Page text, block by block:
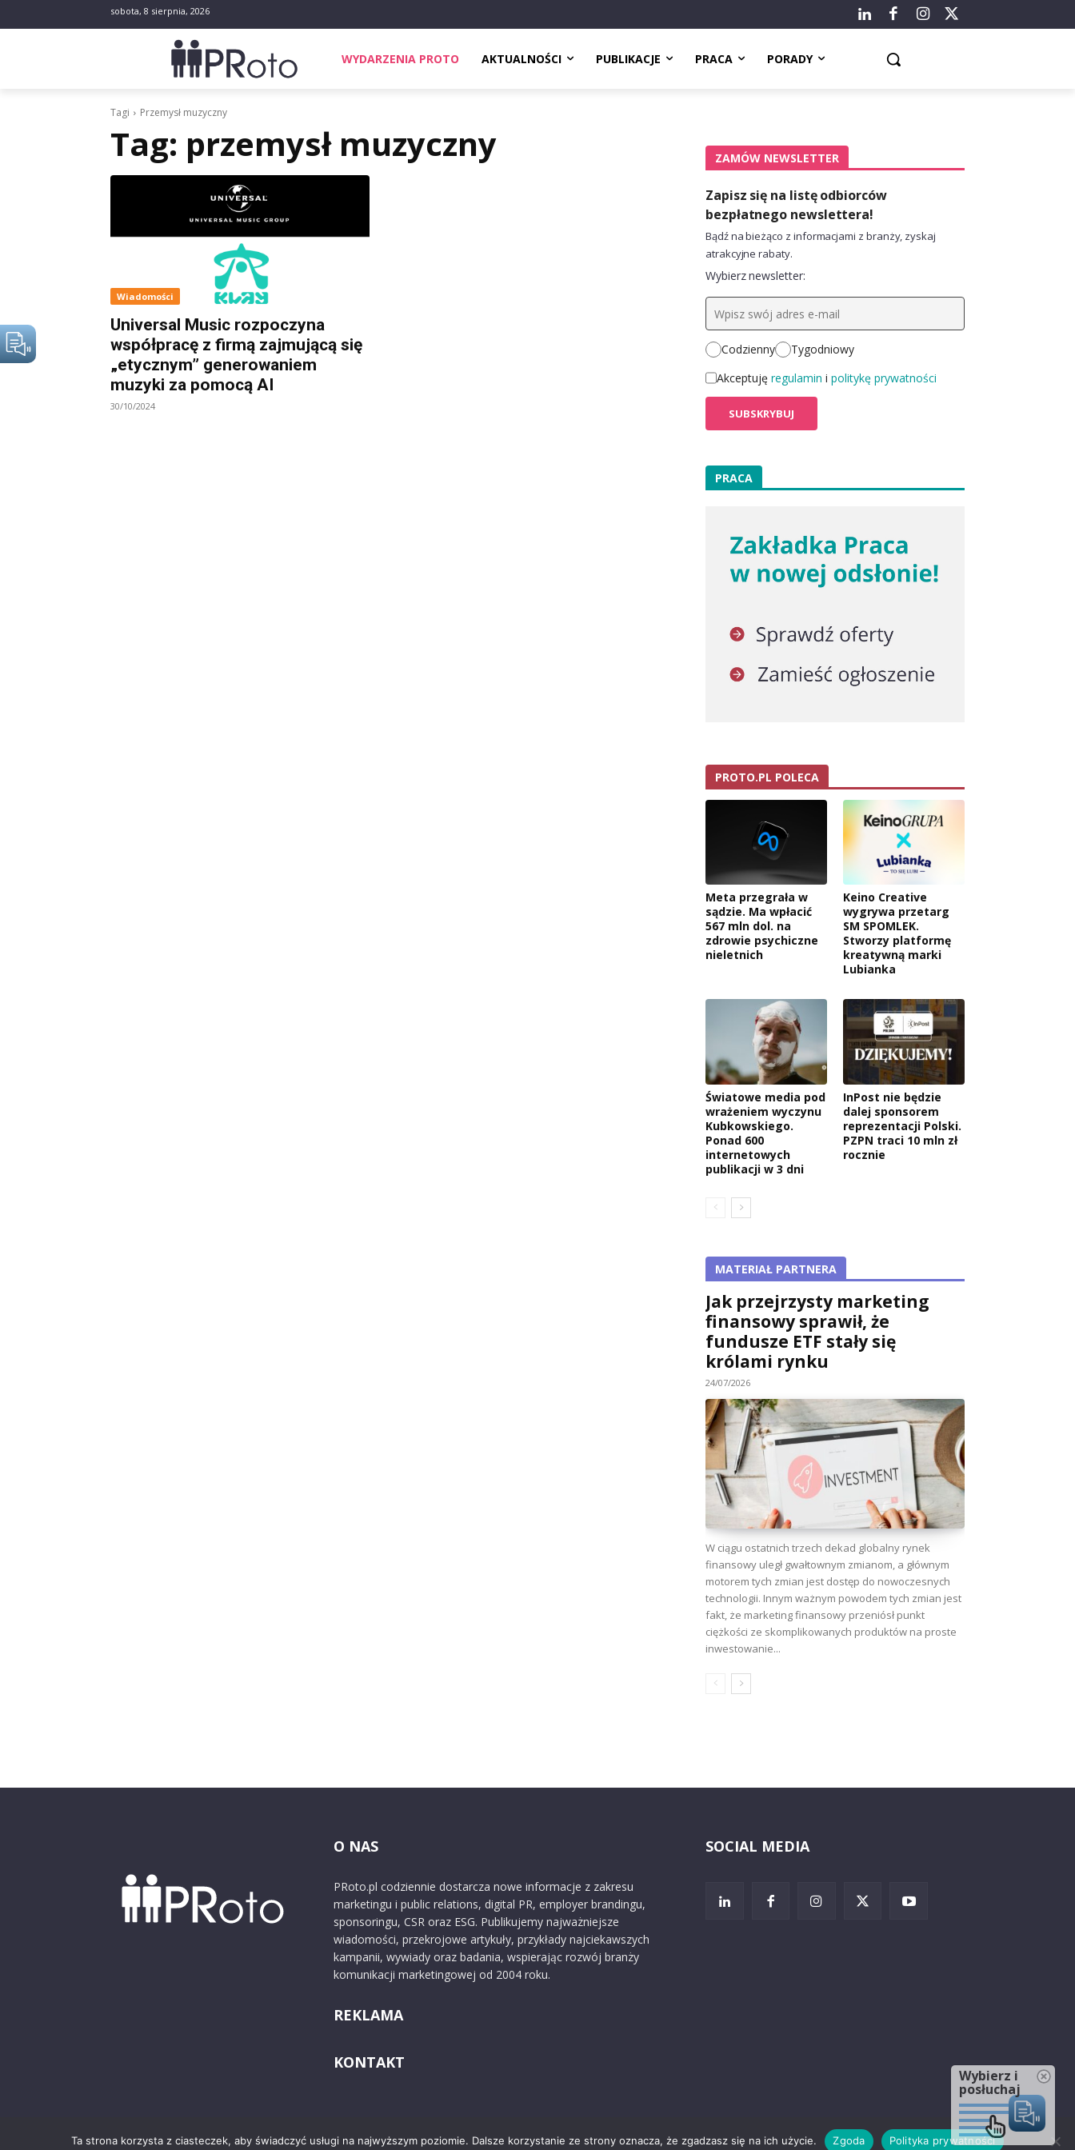
sobota, 8 sierpnia, 2026
WYDARZENIA PROTO AKTUALNOŚCI PUBLIKACJE PRACA PORADY
Tagi Przemysł muzyczny
Tag: przemysł muzyczny
Wiadomości
Universal Music rozpoczyna
współpracę z firmą zajmującą się
„etycznym” generowaniem
muzyki za pomocą AI
30/10/2024
ZAMÓW NEWSLETTER
Zapisz się na listę odbiorców
bezpłatnego newslettera!
Bądź na bieżąco z informacjami z branży, zyskaj
atrakcyjne rabaty.
Wybierz newsletter:
Codzienny
Tygodniowy
Akceptuję regulamin i politykę prywatności
PRACA
PROTO.PL POLECA
Meta przegrała w
sądzie. Ma wpłacić
567 mln dol. na
zdrowie psychiczne
nieletnich
Keino Creative
wygrywa przetarg
SM SPOMLEK.
Stworzy platformę
kreatywną marki
Lubianka
Światowe media pod
wrażeniem wyczynu
Kubkowskiego.
Ponad 600
internetowych
publikacji w 3 dni
InPost nie będzie
dalej sponsorem
reprezentacji Polski.
PZPN traci 10 mln zł
rocznie
MATERIAŁ PARTNERA
Jak przejrzysty marketing
finansowy sprawił, że
fundusze ETF stały się
królami rynku
24/07/2026
W ciągu ostatnich trzech dekad globalny rynek
finansowy uległ gwałtownym zmianom, a głównym
motorem tych zmian jest dostęp do nowoczesnych
technologii. Innym ważnym powodem tych zmian jest
fakt, że marketing finansowy przeniósł punkt
ciężkości ze skomplikowanych produktów na proste
inwestowanie...
O NAS
PRoto.pl codziennie dostarcza nowe informacje z zakresu
marketingu i public relations, digital PR, employer brandingu,
sponsoringu, CSR oraz ESG. Publikujemy najważniejsze
wiadomości, przekrojowe artykuły, przykłady najciekawszych
kampanii, wywiady oraz badania, wspierając rozwój branży
komunikacji marketingowej od 2004 roku.
REKLAMA
KONTAKT
SOCIAL MEDIA
Ta strona korzysta z ciasteczek, aby świadczyć usługi na najwyższym poziomie. Dalsze korzystanie ze strony oznacza, że zgadzasz się na ich użycie. Zgoda Polityka prywatności
Wybierz i
posłuchaj